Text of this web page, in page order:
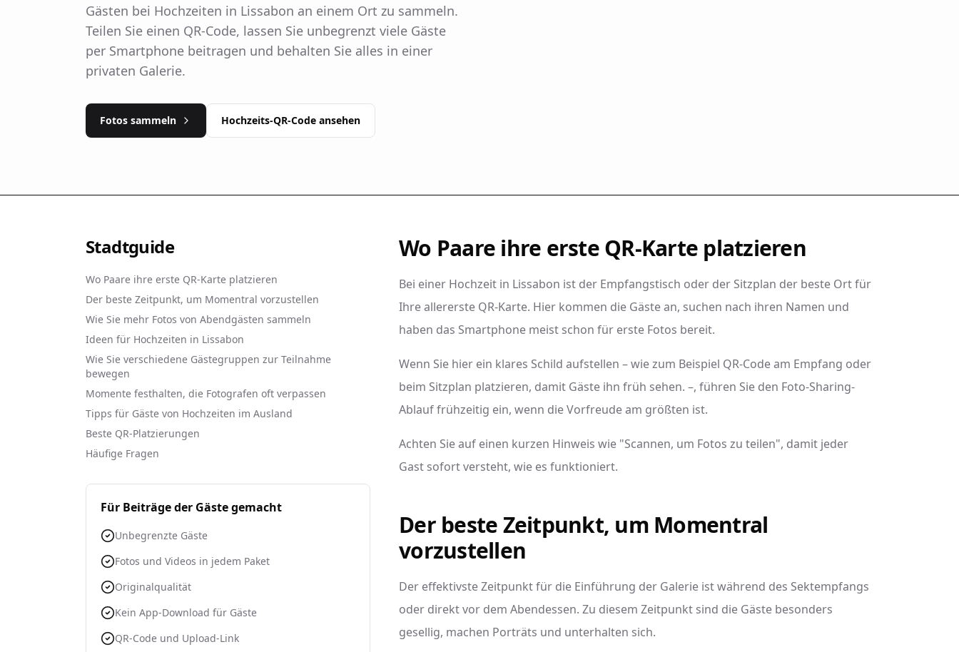
Gästen bei Hochzeiten in Lissabon an einem Ort zu sammeln.
Teilen Sie einen QR-Code, lassen Sie unbegrenzt viele Gäste
per Smartphone beitragen und behalten Sie alles in einer
privaten Galerie.
Fotos sammeln Hochzeits-QR-Code ansehen
Stadtguide
Wo Paare ihre erste QR-Karte platzieren
Der beste Zeitpunkt, um Momentral vorzustellen
Wie Sie mehr Fotos von Abendgästen sammeln
Ideen für Hochzeiten in Lissabon
Wie Sie verschiedene Gästegruppen zur Teilnahme
bewegen
Momente festhalten, die Fotografen oft verpassen
Tipps für Gäste von Hochzeiten im Ausland
Beste QR-Platzierungen
Häufige Fragen
Für Beiträge der Gäste gemacht
Unbegrenzte Gäste
Fotos und Videos in jedem Paket
Originalqualität
Kein App-Download für Gäste
QR-Code und Upload-Link
Wo Paare ihre erste QR-Karte platzieren
Bei einer Hochzeit in Lissabon ist der Empfangstisch oder der Sitzplan der beste Ort für
Ihre allererste QR-Karte. Hier kommen die Gäste an, suchen nach ihren Namen und
haben das Smartphone meist schon für erste Fotos bereit.
Wenn Sie hier ein klares Schild aufstellen – wie zum Beispiel QR-Code am Empfang oder
beim Sitzplan platzieren, damit Gäste ihn früh sehen. –, führen Sie den Foto-Sharing-
Ablauf frühzeitig ein, wenn die Vorfreude am größten ist.
Achten Sie auf einen kurzen Hinweis wie "Scannen, um Fotos zu teilen", damit jeder
Gast sofort versteht, wie es funktioniert.
Der beste Zeitpunkt, um Momentral
vorzustellen
Der effektivste Zeitpunkt für die Einführung der Galerie ist während des Sektempfangs
oder direkt vor dem Abendessen. Zu diesem Zeitpunkt sind die Gäste besonders
gesellig, machen Porträts und unterhalten sich.